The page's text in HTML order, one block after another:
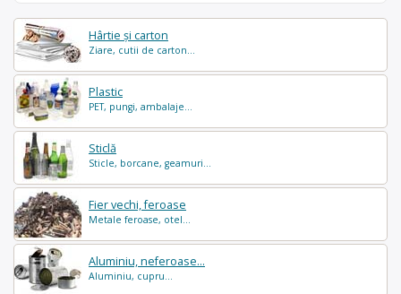
Hârtie și carton
Ziare, cutii de carton...
Plastic
PET, pungi, ambalaje...
Sticlă
Sticle, borcane, geamuri...
Fier vechi, feroase
Metale feroase, otel...
Aluminiu, neferoase...
Aluminiu, cupru...